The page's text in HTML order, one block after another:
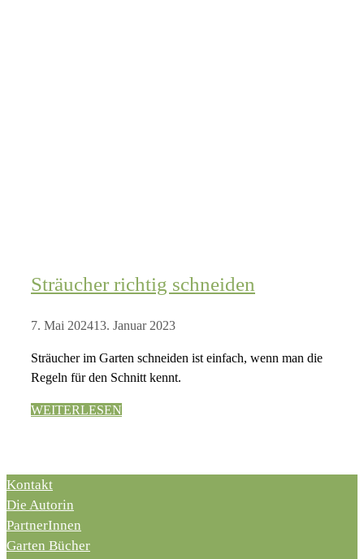
Sträucher richtig schneiden
7. Mai 202413. Januar 2023
Sträucher im Garten schneiden ist einfach, wenn man die
Regeln für den Schnitt kennt.
WEITERLESEN
Kontakt
Die Autorin
PartnerInnen
Garten Bücher